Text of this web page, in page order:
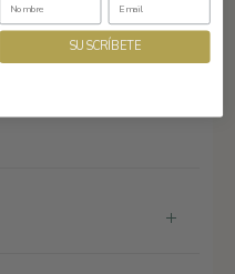
SUSCRÍBETE